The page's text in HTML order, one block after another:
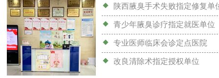
陕西腋臭手术失败指定修复单
青少年腋臭诊疗指定就医单位
专业医师临床会诊定点医院
改良清除术指定授权单位